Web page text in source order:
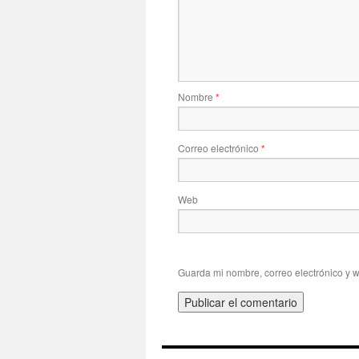
Nombre *
Correo electrónico *
Web
Guarda mi nombre, correo electrónico y